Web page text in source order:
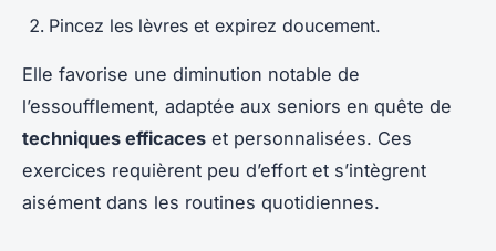
Pincez les lèvres et expirez doucement.
Elle favorise une diminution notable de
l’essoufflement, adaptée aux seniors en quête de
techniques efficaces et personnalisées. Ces
exercices requièrent peu d’effort et s’intègrent
aisément dans les routines quotidiennes.